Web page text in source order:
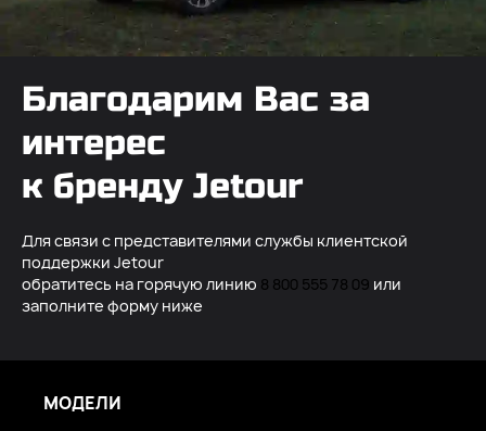
Благодарим Вас за
интерес
к бренду Jetour
Для связи с представителями службы клиентской
поддержки Jetour
обратитесь на горячую линию 8 800 555 78 09 или
заполните форму ниже
МОДЕЛИ